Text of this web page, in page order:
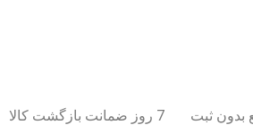
بدون ثبت
7 روز ضمانت بازگشت کالا